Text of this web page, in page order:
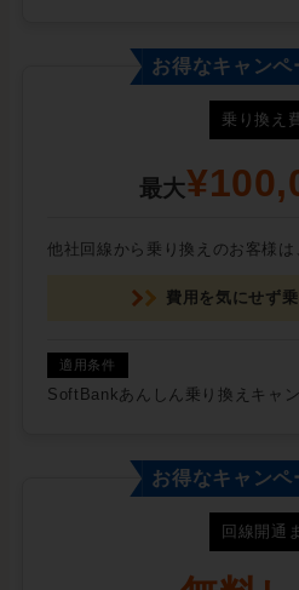
お得なキャンペ
乗り換え
最大
他社回線から乗り換えのお客様は
費用を気にせず
SoftBankあんしん乗り換えキャ
お得なキャンペ
回線開通